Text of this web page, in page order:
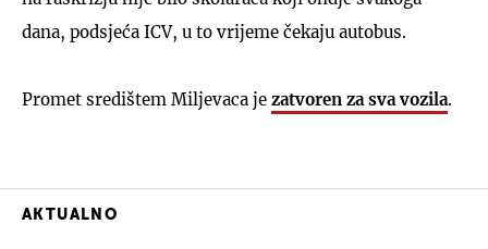
dana, podsjeća ICV, u to vrijeme čekaju autobus.
Promet središtem Miljevaca je zatvoren za sva vozila.
AKTUALNO